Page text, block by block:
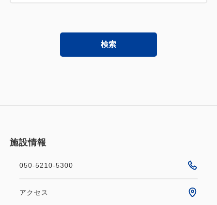
検索
施設情報
050-5210-5300
アクセス